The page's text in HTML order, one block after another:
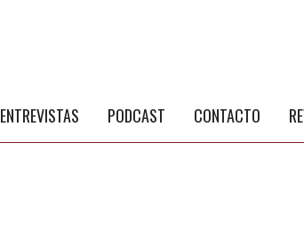
ENTREVISTAS PODCAST CONTACTO